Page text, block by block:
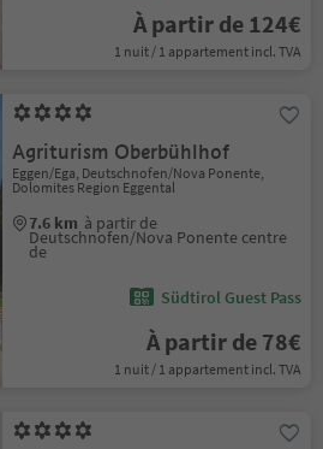
À partir de 124€
1 nuit / 1 appartement incl. TVA
Agriturism Oberbühlhof
Eggen/Ega, Deutschnofen/Nova Ponente,
Dolomites Region Eggental
7.6 km à partir de
Deutschnofen/Nova Ponente centre
de
Südtirol Guest Pass
À partir de 78€
1 nuit / 1 appartement incl. TVA